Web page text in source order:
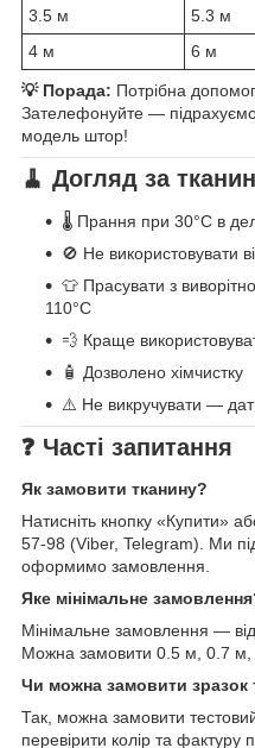
3.5 м
5.3 м
4 м
6 м
💡 Порада: Потрібна
Зателефонуйте —
модель штор!
🧹 Догляд за
🌡️ Прання при 30°C в
🚫 Не використовувати
👕 Прасувати з
110°C
💨 Краще
🧴 Дозволено хімчистку
⚠️ Не викручувати —
❓ Часті запитання
Як замовити тканину?
Натисніть кнопку «Купити»
57-98 (Viber, Telegram). Ми
оформимо замовлення.
Яке мінімальне
Мінімальне замовлення —
Можна замовити 0.5 м, 0.7
Чи можна замовити зразок
Так, можна замовити
перевірити колір та